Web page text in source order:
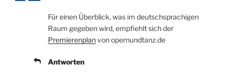
Für einen Überblick, was im deutschsprachigen
Raum gegeben wird, empfiehlt sich der
Premierenplanvon opernundtanz.de
Antworten